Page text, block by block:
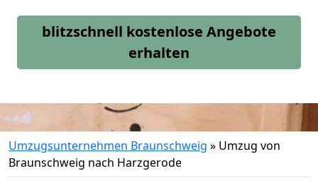
blitzschnell kostenlose Angebote
erhalten
Umzugsunternehmen Braunschweig » Umzug von
Braunschweig nach Harzgerode